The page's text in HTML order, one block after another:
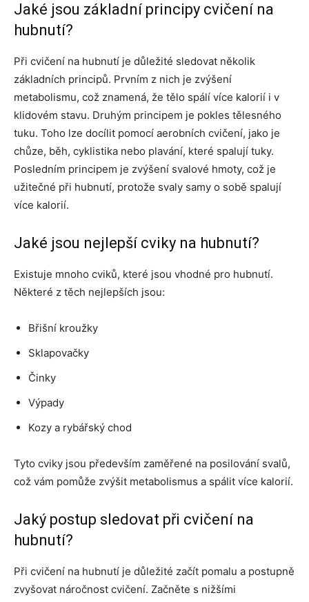
Jaké jsou základní principy cvičení na
hubnutí?
Při cvičení na hubnutí je důležité sledovat několik
základních principů. Prvním z nich je zvýšení
metabolismu, což znamená, že tělo spálí více kalorií i v
klidovém stavu. Druhým principem je pokles tělesného
tuku. Toho lze docílit pomocí aerobních cvičení, jako je
chůze, běh, cyklistika nebo plavání, které spalují tuky.
Posledním principem je zvýšení svalové hmoty, což je
užitečné při hubnutí, protože svaly samy o sobě spalují
více kalorií.
Jaké jsou nejlepší cviky na hubnutí?
Existuje mnoho cviků, které jsou vhodné pro hubnutí.
Některé z těch nejlepších jsou:
Břišní kroužky
Sklapovačky
Činky
Výpady
Kozy a rybářský chod
Tyto cviky jsou především zaměřené na posilování svalů,
což vám pomůže zvýšit metabolismus a spálit více kalorií.
Jaký postup sledovat při cvičení na
hubnutí?
Při cvičení na hubnutí je důležité začít pomalu a postupně
zvyšovat náročnost cvičení. Začněte s nižšími